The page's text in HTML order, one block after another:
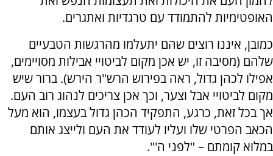
האופטימיות להתמודד עם טרגדיות ואתגרים.
כמובן, איננו רוצים שהם יתעלמו מהרגשות הטבעיים
שלהם (מסיבה זו, יש אכן מקום לביטויי אבילות מסויימים,
אפילו לכהן גדול, ראה בפירוש הרש"ר הירש). ברור שיש
מקום לביטויי אבל וצער, וכך אכן צריכים לנהוג רוב העם.
אך בכל זאת, כרגע, התפקיד הכהן גדול בעצמו, הוא מעל
הכאב הפרטי שלו ועליו לעודד את העם ולייצג אותם
במלוא קומתם – "לפני ה'".